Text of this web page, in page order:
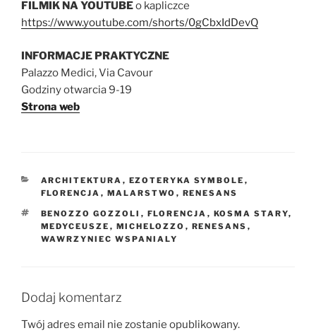
FILMIK NA YOUTUBEo kapliczce
https://www.youtube.com/shorts/0gCbxIdDevQ
INFORMACJE PRAKTYCZNE
Palazzo Medici, Via Cavour
Godziny otwarcia 9-19
Strona web
KATEGORIE
ARCHITEKTURA , EZOTERYKA SYMBOLE ,
FLORENCJA , MALARSTWO , RENESANS
TAGI
BENOZZO GOZZOLI , FLORENCJA , KOSMA STARY,
MEDYCEUSZE , MICHELOZZO , RENESANS ,
WAWRZYNIEC WSPANIALY
Dodaj komentarz
Twój adres email nie zostanie opublikowany.